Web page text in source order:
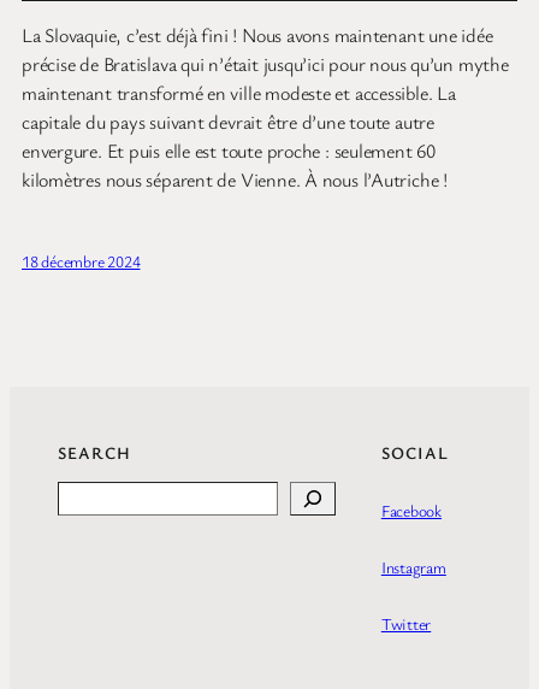
La Slovaquie, c’est déjà fini ! Nous avons maintenant une idée
précise de Bratislava qui n’était jusqu’ici pour nous qu’un mythe
maintenant transformé en ville modeste et accessible. La
capitale du pays suivant devrait être d’une toute autre
envergure. Et puis elle est toute proche : seulement 60
kilomètres nous séparent de Vienne. À nous l’Autriche !
18 décembre 2024
SEARCH SOCIAL
Facebook
Instagram
Twitter